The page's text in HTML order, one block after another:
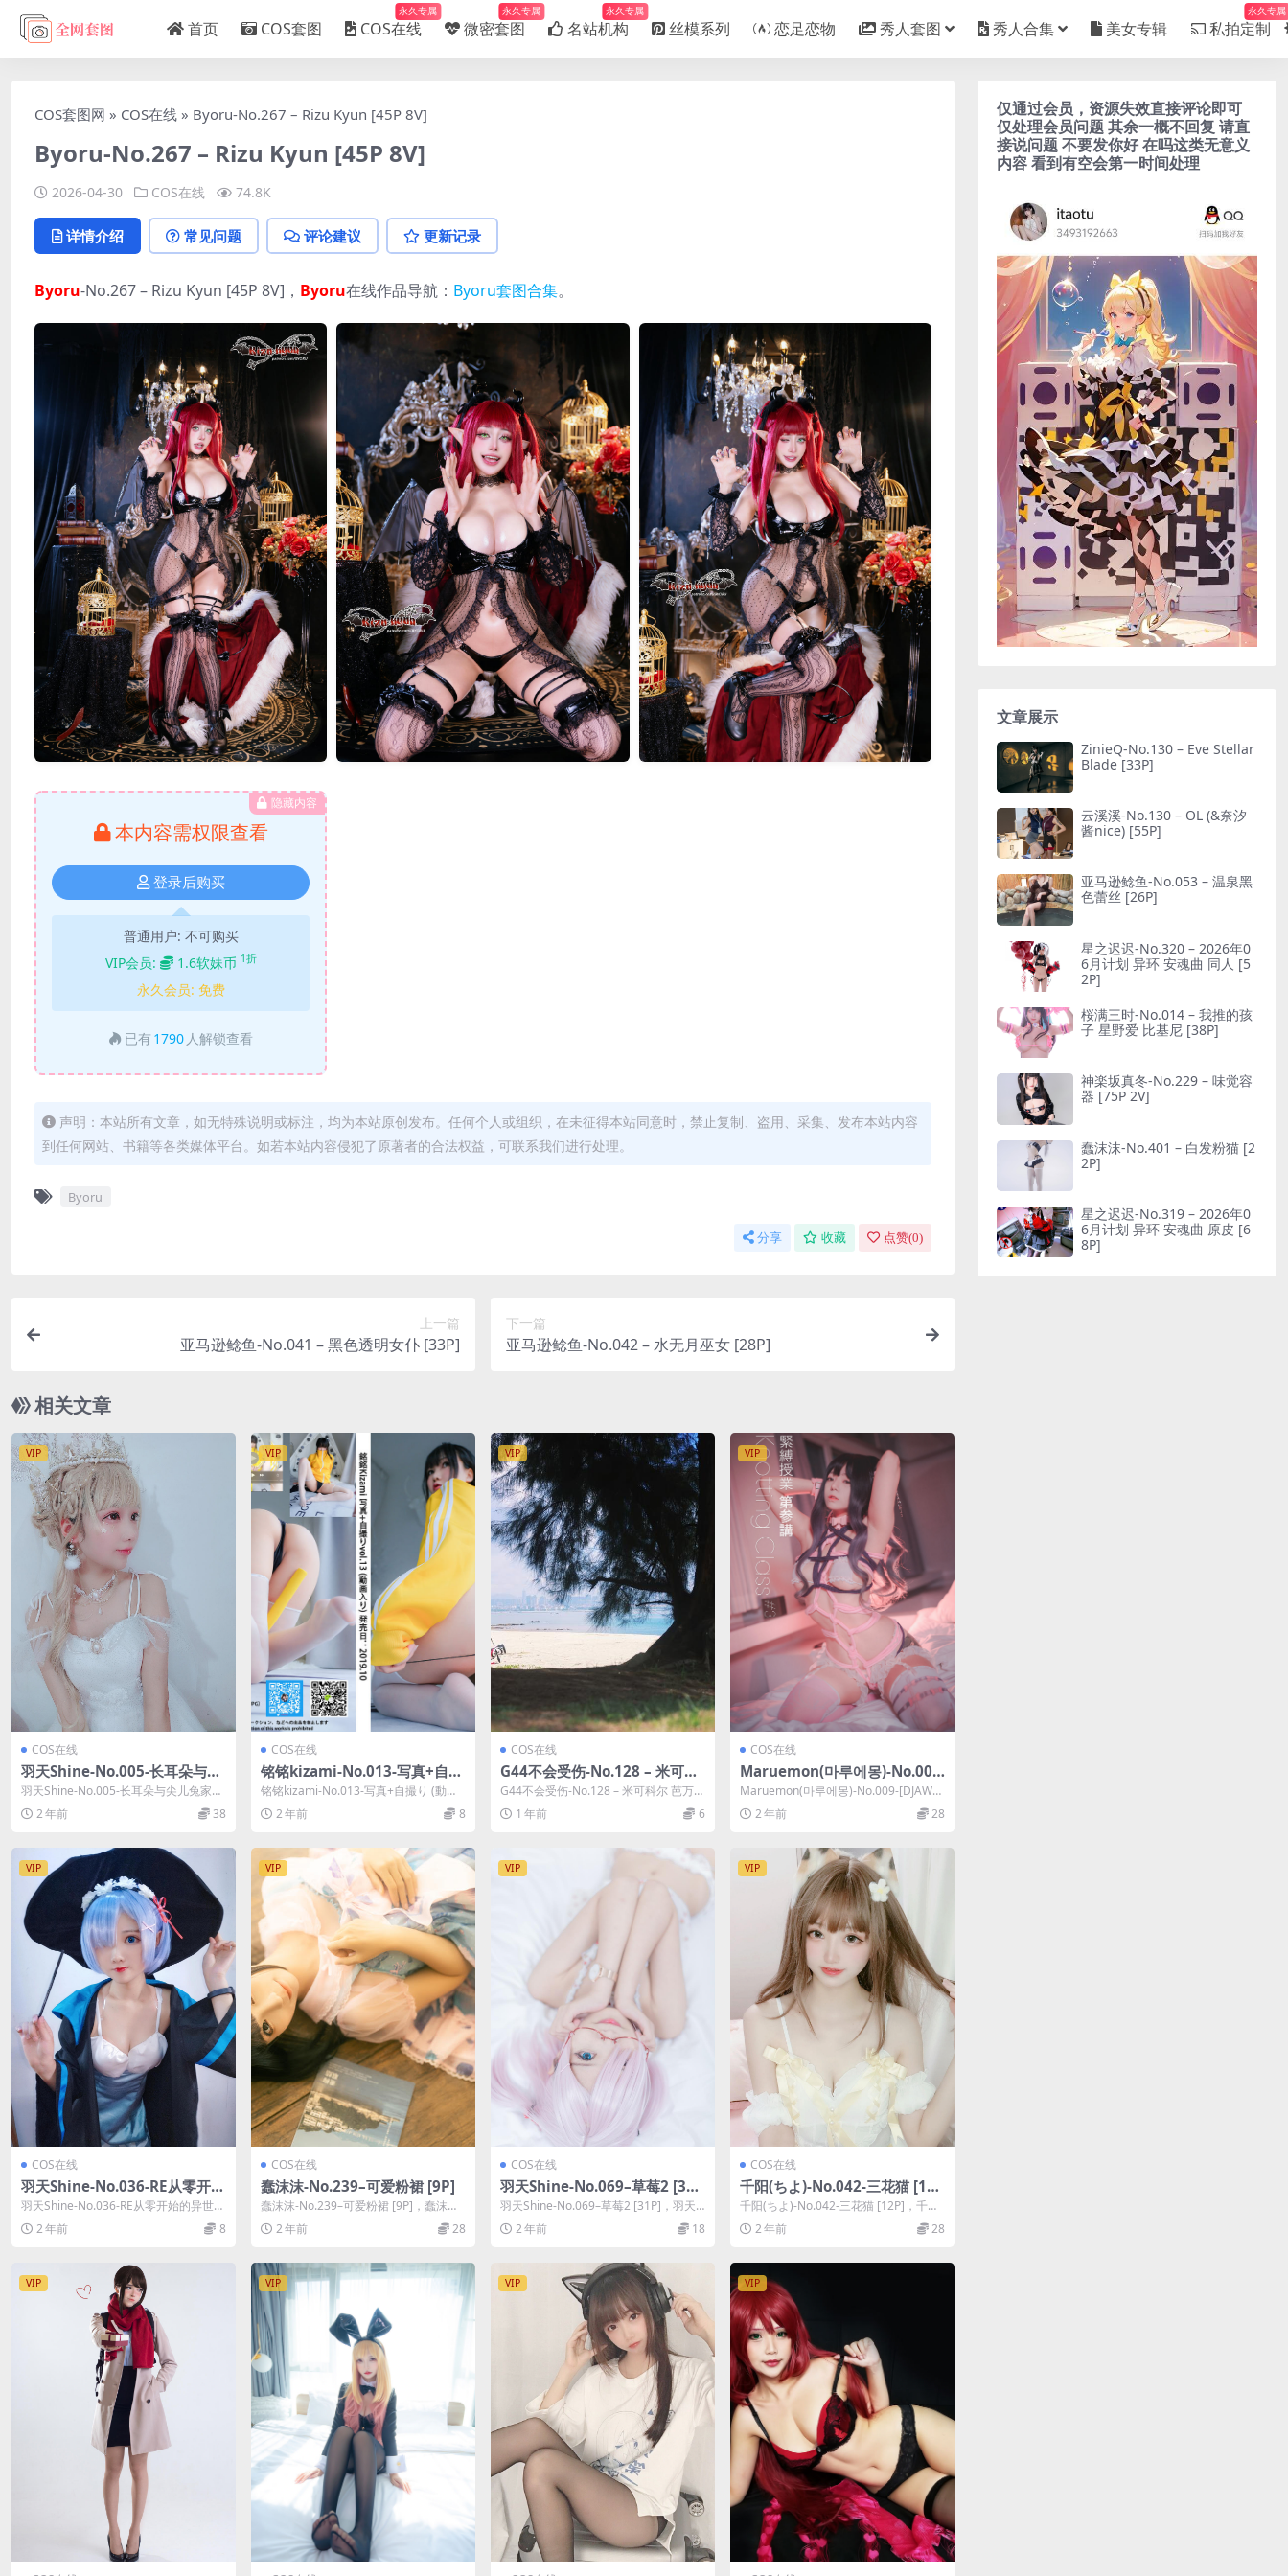
首页 COS套图 COS在线
永久专属
微密套图
永久专属
名站机构
永久专属
丝模系列 恋足恋物 秀人套图 秀人合集 美女专辑 私拍定制
永久专属
COS套图网 » COS在线 » Byoru-No.267 – Rizu Kyun [45P 8V]
Byoru-No.267 – Rizu Kyun [45P 8V]
2026-04-30 COS在线 74.8K
详情介绍 常见问题 评论建议 更新记录
Byoru-No.267 – Rizu Kyun [45P 8V]， Byoru在线作品导航： Byoru套图合集。
隐藏内容
本内容需权限查看
登录后购买
普通用户: 不可购买
VIP会员:
1.6软妹币 1折
永久会员: 免费
已有 1790 人解锁查看
声明：本站所有文章，如无特殊说明或标注，均为本站原创发布。任何个人或组织，在未征得本站同意时，禁止复制、盗用、采集、发布本站内容
到任何网站、书籍等各类媒体平台。如若本站内容侵犯了原著者的合法权益，可联系我们进行处理。
Byoru
分享 收藏 点赞(0)
上一篇
亚马逊鲶鱼-No.041 – 黑色透明女仆 [33P]
下一篇
亚马逊鲶鱼-No.042 – 水无月巫女 [28P]
相关文章
VIP
COS在线
羽天Shine-No.005-长耳朵与尖
儿兔家的妖生活美枚 [10P]
羽天Shine-No.005-长耳朵与尖儿兔家的
妖生活美枚 [10P]，羽天Sh...
2 年前 38
VIP
COS在线
铭铭kizami-No.013-写真+自撮
り (動画入り) [116P 2V]
铭铭kizami-No.013-写真+自撮り (動画
入り) [116P 2V]，...
2 年前 8
VIP
COS在线
G44不会受伤-No.128 – 米可科
尔 芭万希 妖精骑士崔斯坦 [25
P]
G44不会受伤-No.128 – 米可科尔 芭万希
妖精骑士崔斯坦 [25P]，...
1 年前 6
VIP
COS在线
Maruemon(마루에몽)-No.009
-[DJAWA] Knotting Class #3
[74P]
Maruemon(마루에몽)-No.009-[DJAWA]
Knotting C...
2 年前 28
VIP
COS在线
羽天Shine-No.036-RE从零开始
的异世界生活 蕾姆童话魔法女巫
[9P]
羽天Shine-No.036-RE从零开始的异世界
生活 蕾姆童话魔法女巫 [9P...
2 年前 8
VIP
COS在线
蠢沫沫-No.239–可爱粉裙 [9P]
蠢沫沫-No.239–可爱粉裙 [9P]，蠢沫沫
在线作品导航：蠢沫沫套图合集。
2 年前 28
VIP
COS在线
羽天Shine-No.069–草莓2 [31
P]
羽天Shine-No.069–草莓2 [31P]，羽天S
hine在线作品导航：羽...
2 年前 18
VIP
COS在线
千阳(ちよ)-No.042-三花猫 [12
P]
千阳(ちよ)-No.042-三花猫 [12P]，千阳
(ちよ)在线作品导航：千阳(...
2 年前 28
VIP VIP VIP VIP
仅通过会员，资源失效直接评论即可
仅处理会员问题 其余一概不回复 请直
接说问题 不要发你好 在吗这类无意义
内容 看到有空会第一时间处理
文章展示
ZinieQ-No.130 – Eve Stellar
Blade [33P]
云溪溪-No.130 – OL (&奈汐
酱nice) [55P]
亚马逊鲶鱼-No.053 – 温泉黑
色蕾丝 [26P]
星之迟迟-No.320 – 2026年0
6月计划 异环 安魂曲 同人 [5
2P]
桜满三时-No.014 – 我推的孩
子 星野爱 比基尼 [38P]
神楽坂真冬-No.229 – 味觉容
器 [75P 2V]
蠢沫沫-No.401 – 白发粉猫 [2
2P]
星之迟迟-No.319 – 2026年0
6月计划 异环 安魂曲 原皮 [6
8P]